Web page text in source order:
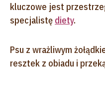
kluczowe jest
specjalistę diety.
Psu z wrażliwym
resztek z obiadu i